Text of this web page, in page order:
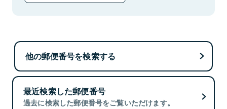
他の郵便番号を検索する
最近検索した郵便番号
過去に検索した郵便番号をご覧いただけます。